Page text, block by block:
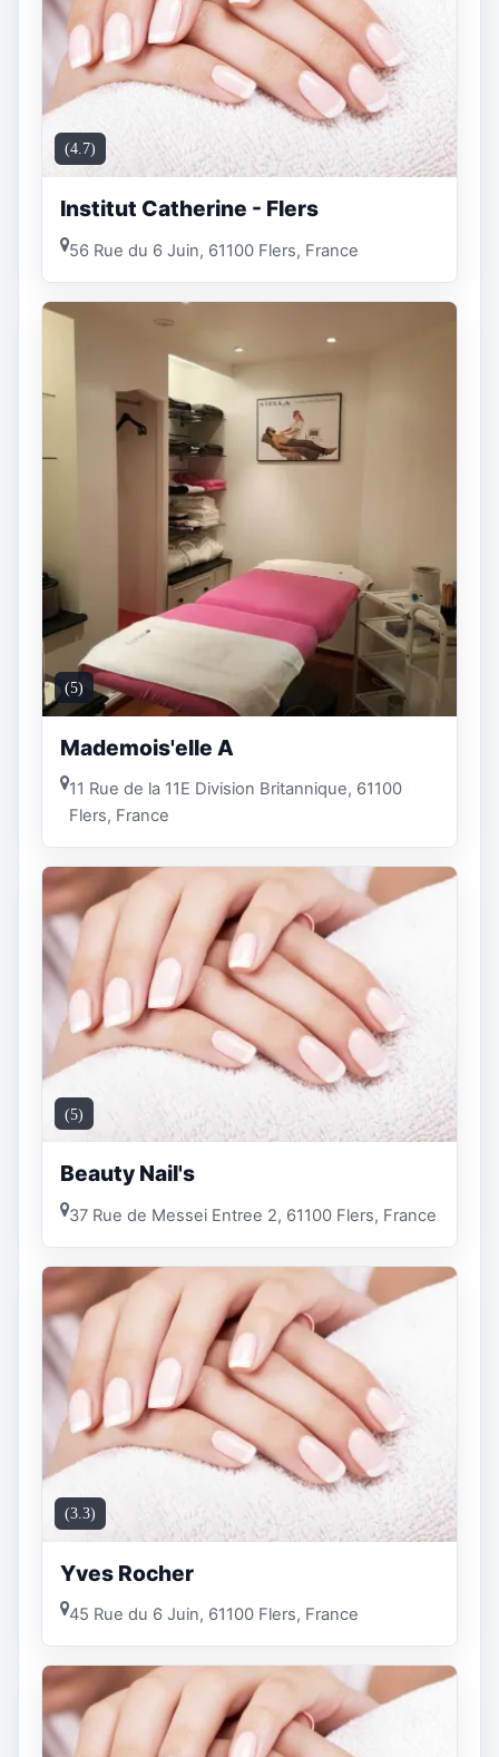
(4.7)
Institut Catherine - Flers
56 Rue du 6 Juin, 61100 Flers, France
(5)
Mademois'elle A
11 Rue de la 11E Division Britannique, 61100
Flers, France
(5)
Beauty Nail's
37 Rue de Messei Entree 2, 61100 Flers, France
(3.3)
Yves Rocher
45 Rue du 6 Juin, 61100 Flers, France